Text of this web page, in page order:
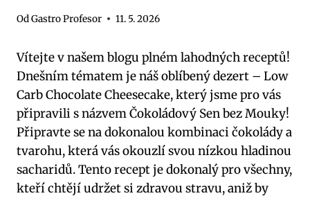
OdGastro Profesor 11. 5. 2026
Vítejte v našem blogu plném ⁣lahodných ‌receptů!
Dnešním tématem je náš⁢ oblíbený dezert – Low
Carb Chocolate⁢ Cheesecake, který jsme pro vás⁣
připravili ‍s názvem Čokoládový Sen⁣ bez Mouky!
Připravte se na ⁤dokonalou ⁤kombinaci čokolády a⁢
tvarohu,⁢ která vás ​okouzlí svou nízkou hladinou
⁢sacharidů. Tento recept je‍ dokonalý pro všechny,
kteří chtějí udržet ​si zdravou stravu, aniž by